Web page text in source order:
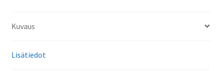
Kuvaus
Lisätiedot